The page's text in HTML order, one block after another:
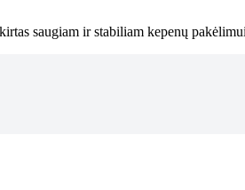
saugiam ir stabiliam kepenų